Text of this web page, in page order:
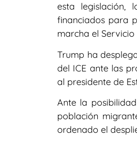
esta legislación,
financiados para
marcha el
Trump ha
del ICE ante las
al presidente de
Ante la
población
ordenado el